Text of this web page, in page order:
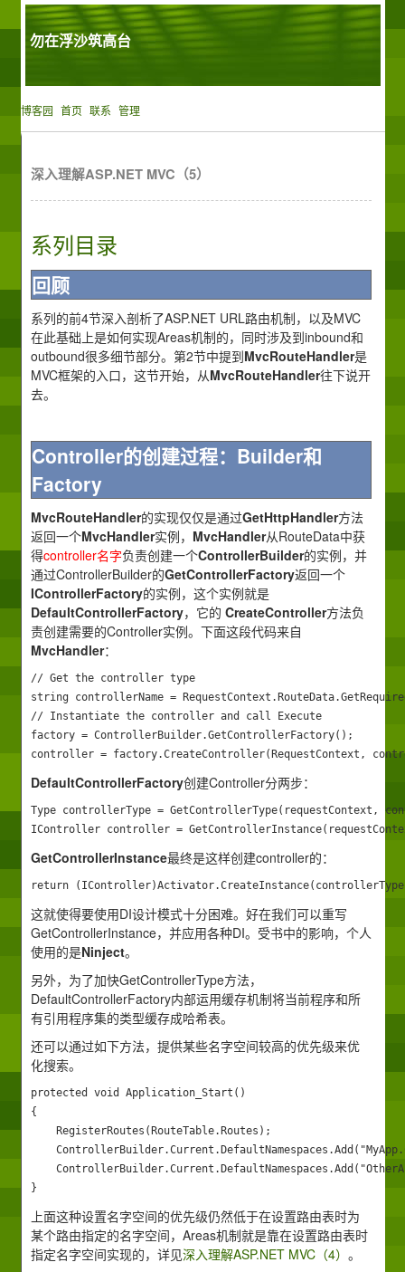
勿在浮沙筑高台
博客园 首页 联系 管理
深入理解ASP.NET MVC（5）
系列目录
回顾
系列的前4节深入剖析了ASP.NET URL路由机制，以及MVC
在此基础上是如何实现Areas机制的，同时涉及到inbound和
outbound很多细节部分。第2节中提到MvcRouteHandler是
MVC框架的入口，这节开始，从MvcRouteHandler往下说开
去。
Controller的创建过程：Builder和
Factory
MvcRouteHandler的实现仅仅是通过GetHttpHandler方法
返回一个MvcHandler实例， MvcHandler从RouteData中获
得controller名字负责创建一个ControllerBuilder的实例，并
通过ControllerBuilder的GetControllerFactory返回一个
IControllerFactory的实例，这个实例就是
DefaultControllerFactory，它的 CreateController方法负
责创建需要的Controller实例。下面这段代码来自
MvcHandler：
// Get the controller type
string controllerName =
// Instantiate the controller and call Execute
factory = ControllerBuilder.GetControllerFactory();
controller = factory.CreateController(RequestContext,
DefaultControllerFactory创建Controller分两步：
Type controllerType = GetControllerType(requestContext,
IController controller =
GetControllerInstance最终是这样创建controller的：
return
这就使得要使用DI设计模式十分困难。好在我们可以重写
GetControllerInstance，并应用各种DI。受书中的影响，个人
使用的是Ninject。
另外，为了加快GetControllerType方法，
DefaultControllerFactory内部运用缓存机制将当前程序和所
有引用程序集的类型缓存成哈希表。
还可以通过如下方法，提供某些名字空间较高的优先级来优
化搜索。
protected void Application_Start()
{
    RegisterRoutes(RouteTable.Routes);
}
上面这种设置名字空间的优先级仍然低于在设置路由表时为
某个路由指定的名字空间，Areas机制就是靠在设置路由表时
指定名字空间实现的，详见深入理解ASP.NET MVC（4） 。